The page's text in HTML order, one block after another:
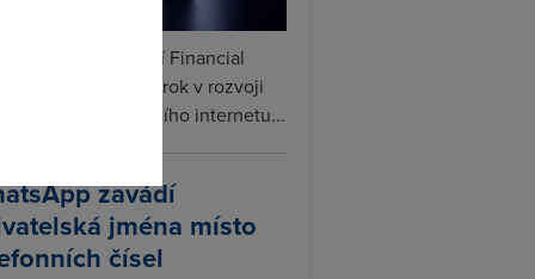
podle informací Financial
připravuje další krok v rozvoji
Vedle satelitního internetu...
zavádí
jména místo
čísel